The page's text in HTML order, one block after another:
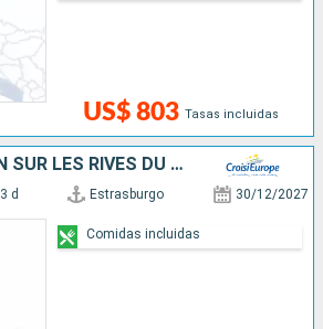
US$ 803 Tasas incluidas
RÉVEILLON RHÉNAN SUR LES RIVES DU RHIN SUPÉRIEUR
3 d Estrasburgo 30/12/2027
Comidas incluidas